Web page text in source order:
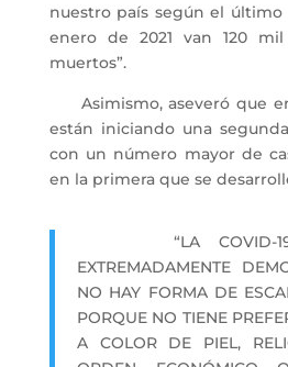
nuestro país según el último
enero de 2021 van 120 mil
muertos”.
Asimismo, aseveró que en
están iniciando una
con un número mayor de
en la primera que se
“LA COVID-19
EXTREMADAMENTE
NO HAY FORMA DE
PORQUE NO TIENE
A COLOR DE PIEL,